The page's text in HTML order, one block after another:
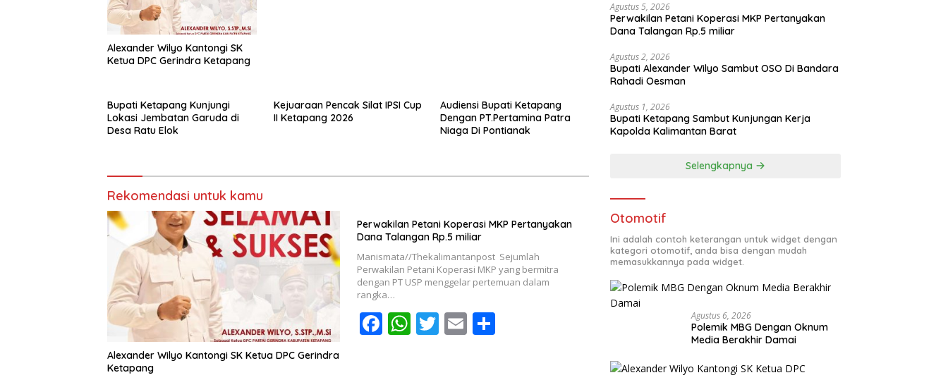
Alexander Wilyo Kantongi SK
Ketua DPC Gerindra Ketapang
Bupati Ketapang Kunjungi
Lokasi Jembatan Garuda di
Desa Ratu Elok
Kejuaraan Pencak Silat IPSI Cup
II Ketapang 2026
Audiensi Bupati Ketapang
Dengan PT.Pertamina Patra
Niaga Di Pontianak
Rekomendasi untuk kamu
Alexander Wilyo Kantongi SK Ketua DPC Gerindra
Ketapang
Perwakilan Petani Koperasi MKP Pertanyakan
Dana Talangan Rp.5 miliar
Manismata//Thekalimantanpost Sejumlah
Perwakilan Petani Koperasi MKP yang bermitra
dengan PT USP menggelar pertemuan dalam
rangka…
F W T E S
Agustus 5, 2026
Perwakilan Petani Koperasi MKP Pertanyakan
Dana Talangan Rp.5 miliar
Agustus 2, 2026
Bupati Alexander Wilyo Sambut OSO Di Bandara
Rahadi Oesman
Agustus 1, 2026
Bupati Ketapang Sambut Kunjungan Kerja
Kapolda Kalimantan Barat
Selengkapnya
Otomotif
Ini adalah contoh keterangan untuk widget dengan
kategori otomotif, anda bisa dengan mudah
memasukkannya pada widget.
Agustus 6, 2026
Polemik MBG Dengan Oknum
Media Berakhir Damai